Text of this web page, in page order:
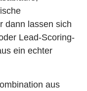
dann lassen sich
Lead-Scoring-
ein echter
aus